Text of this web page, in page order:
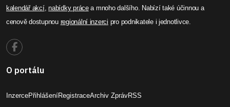
kalendář akcí,nabídky prácea mnoho dalšího. Nabízí také účinnou a
cenově dostupnou regionální inzerci pro podnikatele i jednotlivce.
O portálu
InzercePřihlášeníRegistraceArchiv ZprávRSS